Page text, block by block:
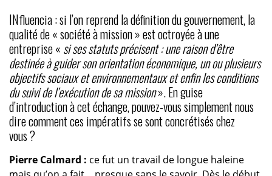
INfluencia : si l’on reprend la définition du gouvernement, la
qualité de « société à mission » est octroyée à une
entreprise « si ses statuts précisent : une raison d’être
destinée à guider son orientation économique, un ou plusieurs
objectifs sociaux et environnementaux et enfin les conditions
du suivi de l’exécution de sa mission». En guise
d’introduction à cet échange, pouvez-vous simplement nous
dire comment ces impératifs se sont concrétisés chez
vous ?
Pierre Calmard : ce fut un travail de longue haleine